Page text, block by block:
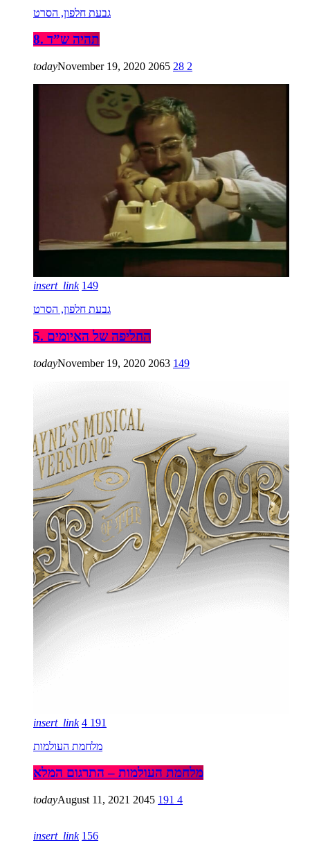
גבעת חלפון, הסרט
8. תהיה ש”ד
todayNovember 19, 2020 2065 28 2
insert_link 149
גבעת חלפון, הסרט
5. החליפה של האיומים
todayNovember 19, 2020 2063 149
insert_link 4 191
מלחמת העולמות
מלחמת העולמות – התרגום המלא
todayAugust 11, 2021 2045 191 4
insert_link 156